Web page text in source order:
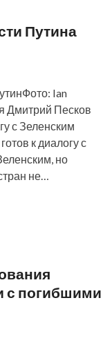
Путина
Ian
Дмитрий Песков
с Зеленским
к диалогу с
но
не…
с погибшими